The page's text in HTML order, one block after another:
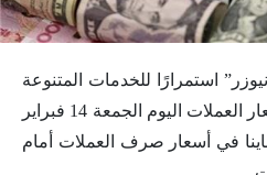
استمرارًا للخدمات المتنوعة
التي تستعرضها لجمهورها أسعار العملات اليوم الجمعة 14 فبراير
في أسعار صرف العملات أمام